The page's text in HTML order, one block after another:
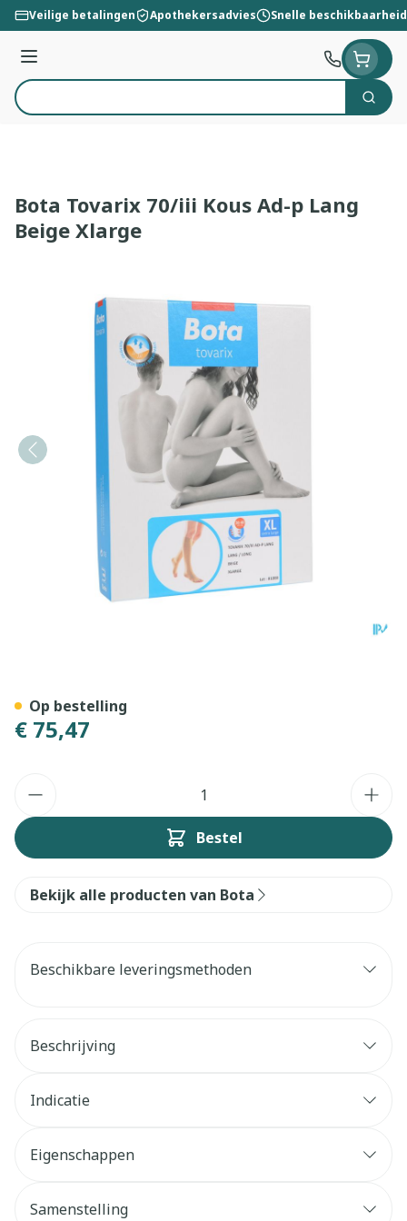
Ga naar de inhoud
Veilige betalingen Apothekersadvies Snelle beschikbaarheid
Menu
Product, merk, categorie...
Zoek
Bota Tovarix 70/iii Kous Ad-p Lang
Beige Xlarge
€ 75,47
Bestel
Op bestelling
Bekijk alle producten van Bota
Beschikbare leveringsmethoden
Beschrijving
Indicatie
Eigenschappen
Samenstelling